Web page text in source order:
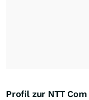
Profil zur NTT